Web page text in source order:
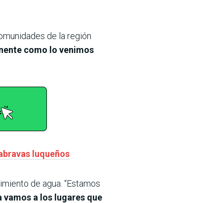
de la región
como lo venimos
luqueños
de agua. “Estamos
vamos a los lugares que